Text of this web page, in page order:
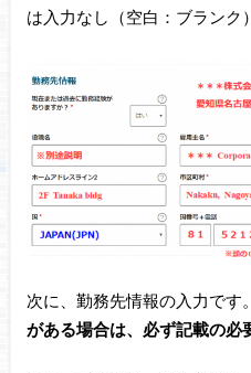
は入力なし（空白：ブランク
次に、勤務先情報の入力です。
がある場合は、必ず記載の必